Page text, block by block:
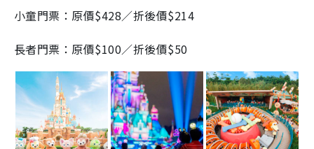
小童門票：原價$428／折後價$214
長者門票：原價$100／折後價$50